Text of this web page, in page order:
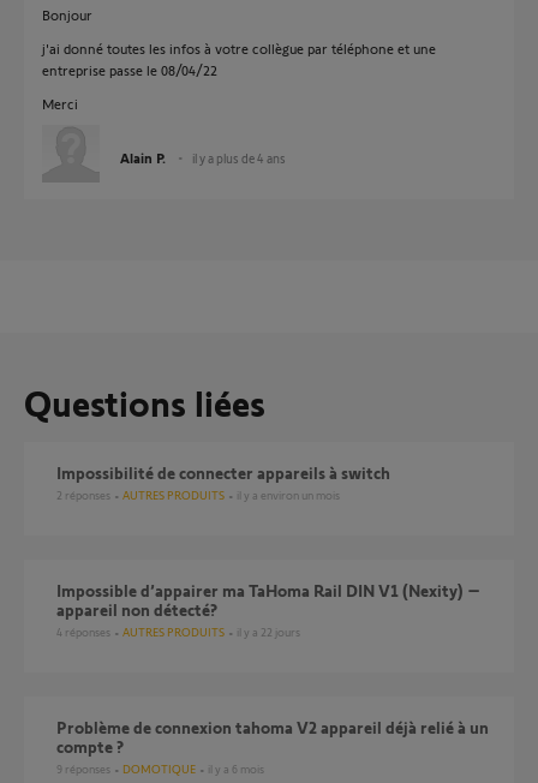
Bonjour
j'ai donné toutes les infos à votre collègue par téléphone et une
entreprise passe le 08/04/22
Merci
Alain P. il y a plus de 4 ans
Questions liées
Impossibilité de connecter appareils à switch
2 réponses AUTRES PRODUITS il y a environ un mois
Impossible d’appairer ma TaHoma Rail DIN V1 (Nexity) –
appareil non détecté?
4 réponses AUTRES PRODUITS il y a 22 jours
Problème de connexion tahoma V2 appareil déjà relié à un
compte ?
9 réponses DOMOTIQUE il y a 6 mois